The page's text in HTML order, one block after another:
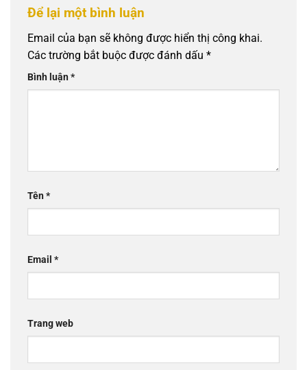
Để lại một bình luận
Email của bạn sẽ không được hiển thị công khai.
Các trường bắt buộc được đánh dấu *
Bình luận*
Tên*
Email *
Trang web